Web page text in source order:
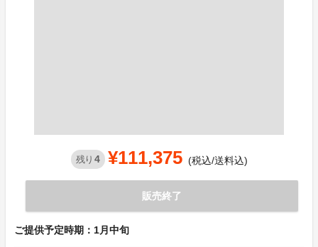
残り 4 ¥111,375 (税込/送料込)
販売終了
ご提供予定時期：1月中旬